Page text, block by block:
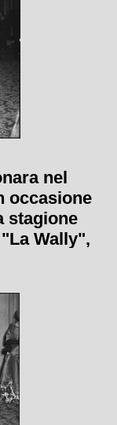
nel
occasione
stagione
Wally",